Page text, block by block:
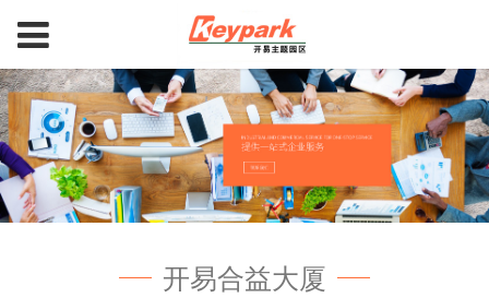
开易合益大厦